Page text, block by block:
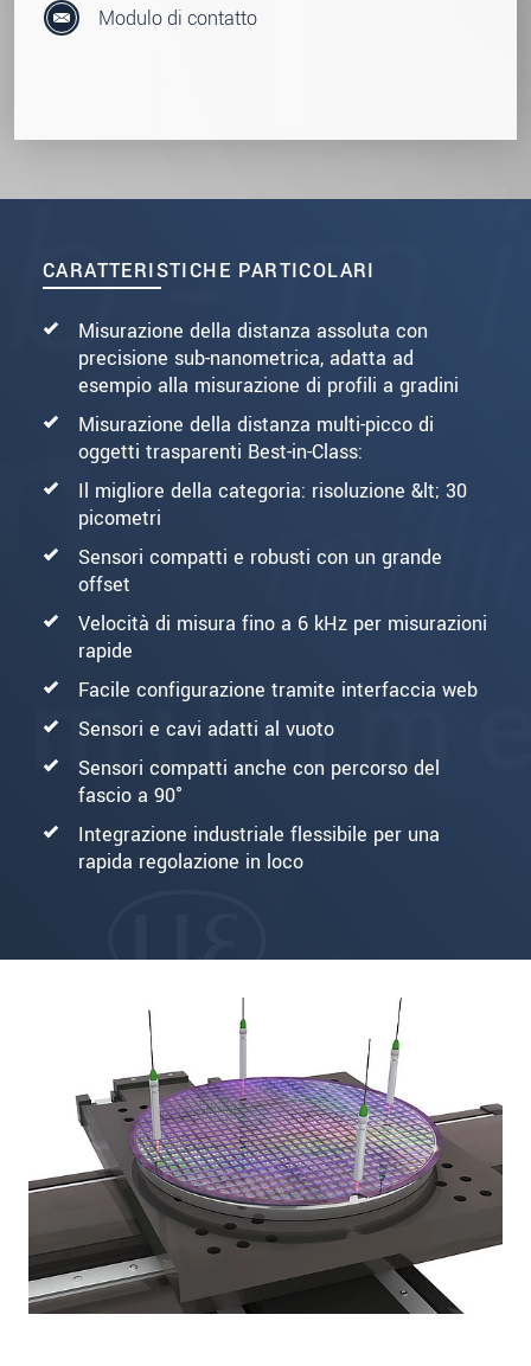
CARATTERISTICHE PARTICOLARI
Misurazione della distanza assoluta con
precisione sub-nanometrica, adatta ad
esempio alla misurazione di profili a gradini
Misurazione della distanza multi-picco di
oggetti trasparenti Best-in-Class:
Il migliore della categoria: risoluzione &lt; 30
picometri
Sensori compatti e robusti con un grande
offset
Velocità di misura fino a 6 kHz per misurazioni
rapide
Facile configurazione tramite interfaccia web
Sensori e cavi adatti al vuoto
Sensori compatti anche con percorso del
fascio a 90°
Integrazione industriale flessibile per una
rapida regolazione in loco
Modulo di contatto